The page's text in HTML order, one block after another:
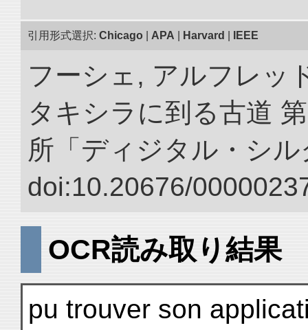
引用形式選択: Chicago APA Harvard IEEE
フーシェ, アルフレッ
タキシラに到る古道
所「ディジタル・シ
doi:10.20676/
OCR読み取り結果
pu trouver son